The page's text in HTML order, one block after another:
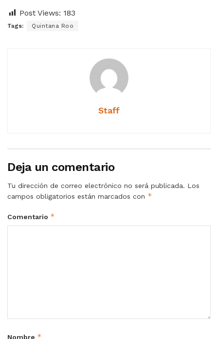
Post Views: 183
Tags: Quintana Roo
Staff
Deja un comentario
Tu dirección de correo electrónico no será publicada. Los
campos obligatorios están marcados con *
Comentario *
Nombre *